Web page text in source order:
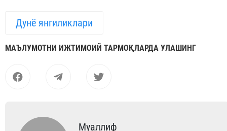
Дунё янгиликлари
МАЪЛУМОТНИ ИЖТИМОИЙ ТАРМОҚЛАРДА УЛАШИНГ
Муаллиф